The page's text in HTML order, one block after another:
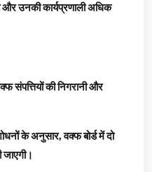
और उनकी कार्यप्रणाली अधिक
संपत्तियों की निगरानी और
के अनुसार, वक्फ बोर्ड में दो
जाएगी।